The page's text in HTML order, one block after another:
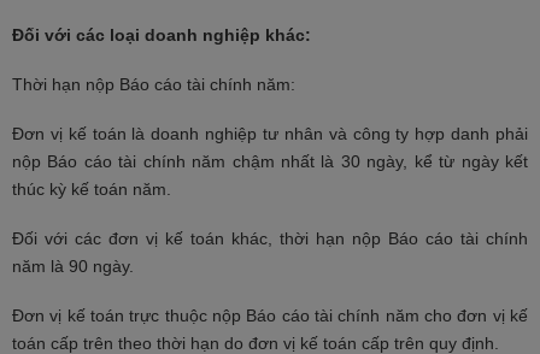
Đối với các loại doanh nghiệp khác:
Thời hạn nộp Báo cáo tài chính năm:
Đơn vị kế toán là doanh nghiệp tư nhân và công ty hợp danh phải
nộp Báo cáo tài chính năm chậm nhất là 30 ngày, kể từ ngày kết
thúc kỳ kế toán năm.
Đối với các đơn vị kế toán khác, thời hạn nộp Báo cáo tài chính
năm là 90 ngày.
Đơn vị kế toán trực thuộc nộp Báo cáo tài chính năm cho đơn vị kế
toán cấp trên theo thời hạn do đơn vị kế toán cấp trên quy định.